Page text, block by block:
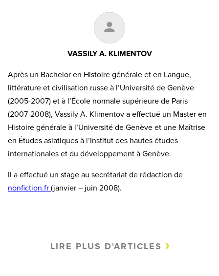
VASSILY A. KLIMENTOV
Après un Bachelor en Histoire générale et en Langue,
littérature et civilisation russe à l’Université de Genève
(2005-2007) et à l’École normale supérieure de Paris
(2007-2008), Vassily A. Klimentov a effectué un Master en
Histoire générale à l’Université de Genève et une Maîtrise
en Études asiatiques à l’Institut des hautes études
internationales et du développement à Genève.
Il a effectué un stage au secrétariat de rédaction de
nonfiction.fr (janvier – juin 2008).
LIRE PLUS D'ARTICLES